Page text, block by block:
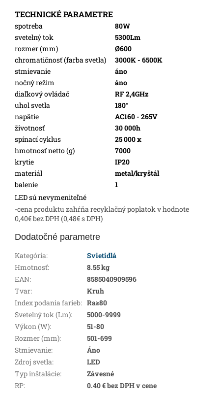
TECHNICKÉ PARAMETRE
spotreba
80W
svetelný tok
5300Lm
rozmer (mm)
Ø600
chromatičnosť (farba svetla)
3000K - 6500K
stmievanie
áno
nočný režim
áno
diaľkový ovládač
RF 2,4GHz
uhol svetla
180°
napätie
AC160 - 265V
životnosť
30 000h
spínací cyklus
25 000 x
hmotnosť netto (g)
7000
krytie
IP20
materiál
metal/kryštál
balenie
1
LED sú nevymeniteľné
-cena produktu zahŕňa recyklačný poplatok v hodnote
0,40€ bez DPH (0,48€ s DPH)
Dodatočné parametre
Kategória:
Svietidlá
Hmotnosť:
8.55 kg
EAN:
8585040909596
Tvar:
Kruh
Index podania farieb: Ra≥80
Svetelný tok (Lm):
5000-9999
Výkon (W):
51-80
Rozmer (mm):
501-699
Stmievanie:
Áno
Zdroj svetla:
LED
Typ inštalácie:
Závesné
RP: 0.40 € bez DPH v cene